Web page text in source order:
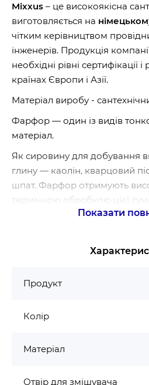
Mixxus – це високоякісна
виготовляється на
чітким керівництвом
інженерів. Продукція
необхідні рівні сертифікації і
країнах Європи і Азії.
Матеріал виробу -
Фарфор — один із видів
матеріал.
Як сировину для добування
глину — каолін, кварцовий
шпат. Фарфор отримують
термічною обробкою цієї
механічну міцність,
Гарантія виробника на
Гарантія 10 років
Показати
Продукт
Колір
Матеріал
Отвір для змішувача